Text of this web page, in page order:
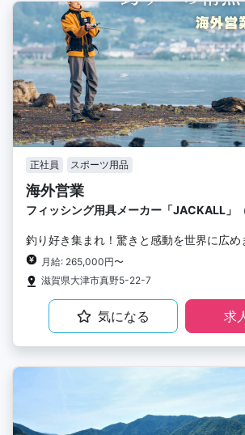
正社員 スポーツ用品
海外営業
フィッシング用具メーカー「JACKALL」
釣り好き集まれ！驚きと感動を世界に広め
月給: 265,000円〜
滋賀県大津市真野5-22-7
気になる 求